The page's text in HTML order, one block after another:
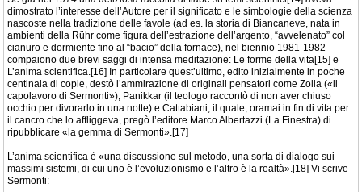
dimostrato l’interesse dell’Autore per il significato e le simbologie della scienza
nascoste nella tradizione delle favole (ad es. la storia di Biancaneve, nata in
ambienti della Rühr come figura dell’estrazione dell’argento, “avvelenato” col
cianuro e dormiente fino al “bacio” della fornace), nel biennio 1981-1982
compaiono due brevi saggi di intensa meditazione: Le forme della vita[15] e
L’anima scientifica.[16] In particolare quest’ultimo, edito inizialmente in poche
centinaia di copie, destò l’ammirazione di originali pensatori come Zolla («il
capolavoro di Sermonti»), Panikkar (il teologo raccontò di non aver chiuso
occhio per divorarlo in una notte) e Cattabiani, il quale, oramai in fin di vita per
il cancro che lo affliggeva, pregò l’editore Marco Albertazzi (La Finestra) di
ripubblicare «la gemma di Sermonti».[17]
L’anima scientifica è «una discussione sul metodo, una sorta di dialogo sui
massimi sistemi, di cui uno è l’evoluzionismo e l’altro è la realtà».[18] Vi scrive
Sermonti: